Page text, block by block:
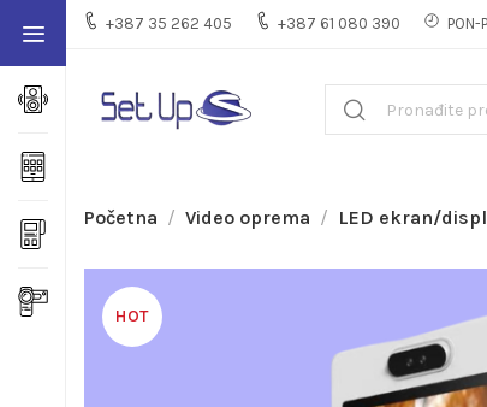
+387 35 262 405 +387 61 080 390
Početna Video oprema LED ekran/
HOT